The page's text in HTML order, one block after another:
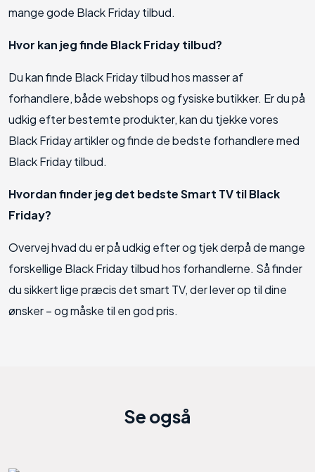
mange gode Black Friday tilbud.
Hvor kan jeg finde Black Friday tilbud?
Du kan finde Black Friday tilbud hos masser af
forhandlere, både webshops og fysiske butikker. Er du på
udkig efter bestemte produkter, kan du tjekke vores
Black Friday artikler og finde de bedste forhandlere med
Black Friday tilbud.
Hvordan finder jeg det bedste Smart TV til Black
Friday?
Overvej hvad du er på udkig efter og tjek derpå de mange
forskellige Black Friday tilbud hos forhandlerne. Så finder
du sikkert lige præcis det smart TV, der lever op til dine
ønsker – og måske til en god pris.
Se også